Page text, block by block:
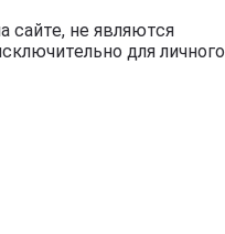
не являются
для личного